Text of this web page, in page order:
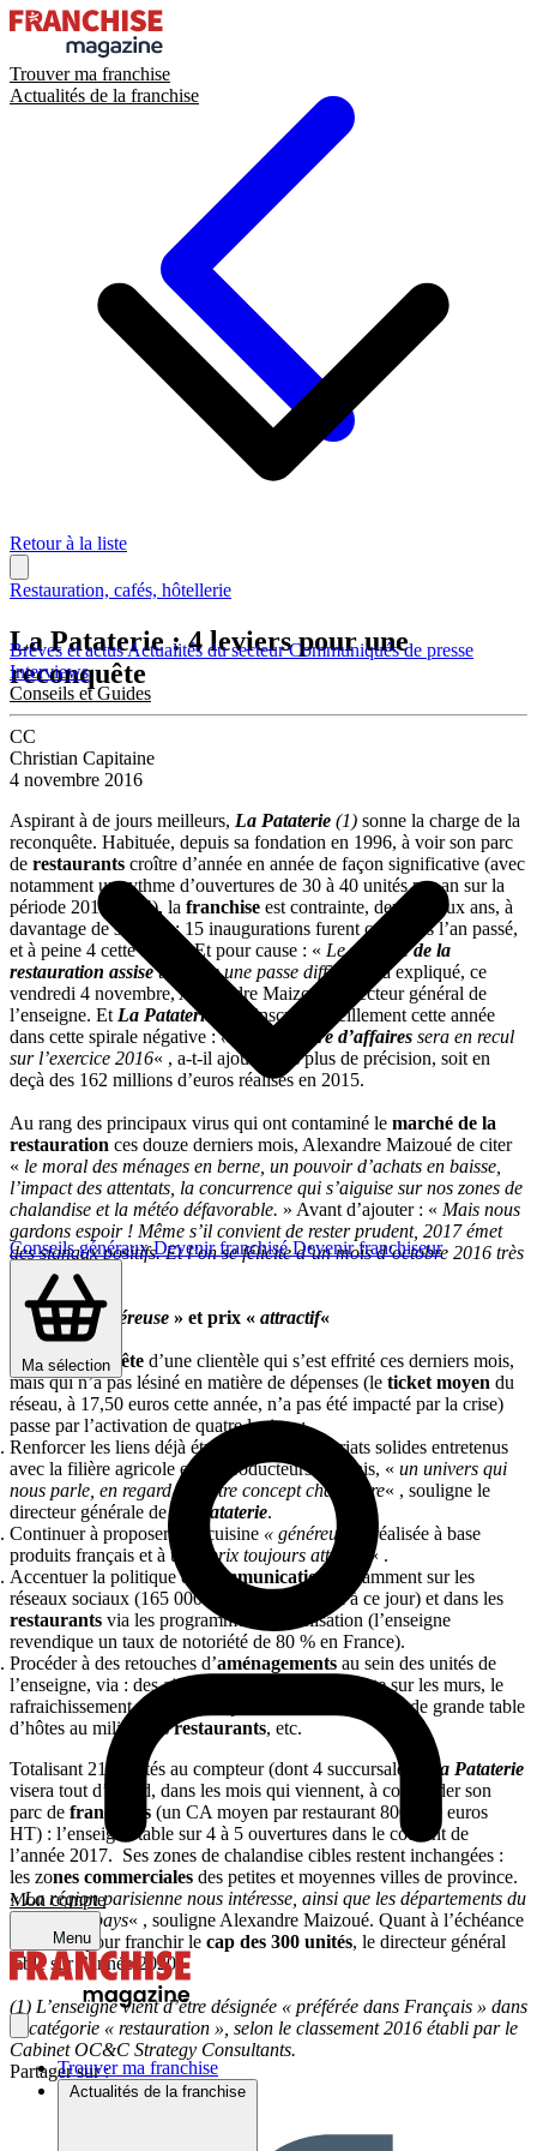
Trouver ma franchise
Actualités de la franchise
Brèves et actusActualités du secteurCommuniqués de presse
Interviews
Conseils et Guides
Conseils générauxDevenir franchiséDevenir franchiseur
Ma sélection
Mon compte
Menu
Trouver ma franchise
Actualités de la franchise
Retour à la liste
Restauration, cafés, hôtellerie
La Pataterie : 4 leviers pour une
reconquête
CC
Christian Capitaine
4 novembre 2016
Aspirant à de jours meilleurs, La Pataterie (1) sonne la charge de la
reconquête. Habituée, depuis sa fondation en 1996, à voir son parc
de restaurants croître d’année en année de façon significative (avec
notamment un rythme d’ouvertures de 30 à 40 unités par an sur la
période 2011-2014), la franchise est contrainte, depuis deux ans, à
davantage de sagesse : 15 inaugurations furent célébrées l’an passé,
et à peine 4 cette année. Et pour cause : « Lemarché de la
restauration assisetraverse une passe difficile
« , a expliqué, ce
vendredi 4 novembre, Alexandre Maizoué, directeur général de
l’enseigne. Et La Pataterie
de s’inscrire pareillement cette année
dans cette spirale négative :« Notre chiffre d’affaires sera en recul
sur l’exercice 2016« , a-t-il ajouté sans plus de précision, soit en
deçà des 162 millions d’euros réalisés en 2015.
Au rang des principaux virus qui ont contaminé le marché de la
restauration ces douze derniers mois, Alexandre Maizoué de citer
« le moral des ménages en berne, un pouvoir d’achats en baisse,
l’impact des attentats, la concurrence qui s’aiguise sur nos zones de
chalandise et la météo défavorable. » Avant d’ajouter : « Mais nous
gardons espoir ! Même s’il convient de rester prudent, 2017 émet
des signaux positifs. Et l’on se félicite d’un mois d’octobre 2016 très
dynamique.
Cuisine «généreuse » et prix « attractif«
Cettereconquête d’une clientèle qui s’est effrité ces derniers mois,
mais qui n’a pas lésiné en matière de dépenses (le ticket moyen du
réseau, à 17,50 euros cette année, n’a pas été impacté par la crise)
passe par l’activation de quatre leviers :
Renforcer les liens déjà étroits et les partenariats solides entretenus
avec la filière agricole et les producteurs français, « un univers qui
nous parle, en regard de notre concept champêtre« , souligne le
directeur générale de La Pataterie.
Continuer à proposer une
cuisine « généreuse »
réalisée à base
produits français et à un
« prix toujours attractif
« .
Accentuer la politique de
communication
, notamment sur les
réseaux sociaux (165 000 fans sur Facebook à ce jour) et dans les
restaurants via les programmes de fidélisation (l’enseigne
revendique un taux de notoriété de 80 % en France).
Procéder à des retouches d’aménagements au sein des unités de
l’enseigne, via : des ajouts d’éléments de brocante sur les murs, le
rafraichissement de certaines peintures, l’iinstallation de grande table
d’hôtes au milieu desrestaurants, etc.
Totalisant 215 unités au compteur (dont 4 succursales),
La Pataterie
visera tout d’abord, dans les mois qui viennent, à consolider son
parc de franchisés (un CA moyen par restaurant 800 000 euros
HT) : l’enseigne table sur 4 à 5 ouvertures dans le courant de
l’année 2017. Ses zones de chalandise cibles restent inchangées :
les zones commerciales des petites et moyennes villes de province.
«La région parisienne nous intéresse, ainsi que les départements du
Sud-est
du pays« , souligne Alexandre Maizoué. Quant à l’échéance
souhaitée pour franchir le cap des 300 unités, le directeur général
table sur l’année 2020.
(1) L’enseigne vient d’être désignée « préférée dans Français » dans
la catégorie « restauration », selon le classement 2016 établi par le
Cabinet OC&C Strategy Consultants.
Partager sur :